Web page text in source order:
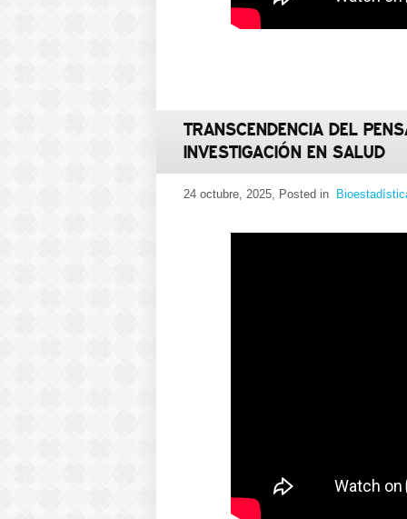
TRANSCENDENCIA DEL
INVESTIGACIÓN EN SALUD
24 octubre, 2025, Posted in